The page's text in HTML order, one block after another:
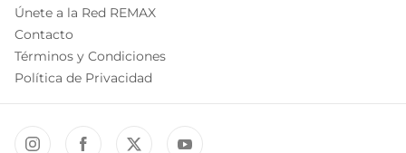
Únete a la Red REMAX
Contacto
Términos y Condiciones
Política de Privacidad